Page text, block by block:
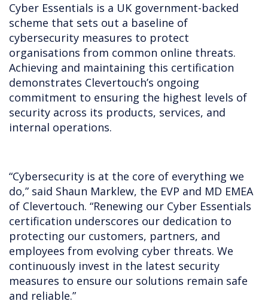
Cyber Essentials is a UK government-backed
scheme that sets out a baseline of
cybersecurity measures to protect
organisations from common online threats.
Achieving and maintaining this certification
demonstrates Clevertouch’s ongoing
commitment to ensuring the highest levels of
security across its products, services, and
internal operations.
“Cybersecurity is at the core of everything we
do,” said Shaun Marklew, the EVP and MD EMEA
of Clevertouch. “Renewing our Cyber Essentials
certification underscores our dedication to
protecting our customers, partners, and
employees from evolving cyber threats. We
continuously invest in the latest security
measures to ensure our solutions remain safe
and reliable.”